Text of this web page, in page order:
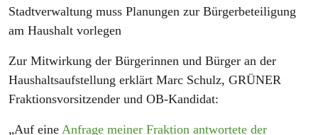
Stadtverwaltung muss Planungen zur Bürgerbeteiligung
am Haushalt vorlegen
Zur Mitwirkung der Bürgerinnen und Bürger an der
Haushaltsaufstellung erklärt Marc Schulz, GRÜNER
Fraktionsvorsitzender und OB-Kandidat:
„Auf eine Anfrage meiner Fraktion antwortete der